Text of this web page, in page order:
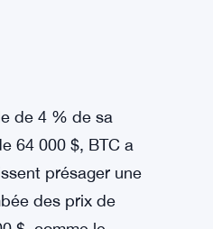
de 4 % de sa
64 000 $, BTC a
présager une
des prix de